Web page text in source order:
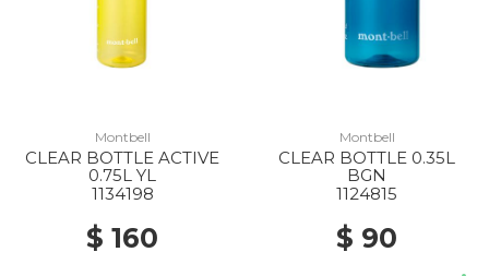
Montbell
CLEAR BOTTLE ACTIVE
0.75L YL
1134198
$ 160
Montbell
CLEAR BOTTLE 0.35L
BGN
1124815
$ 90